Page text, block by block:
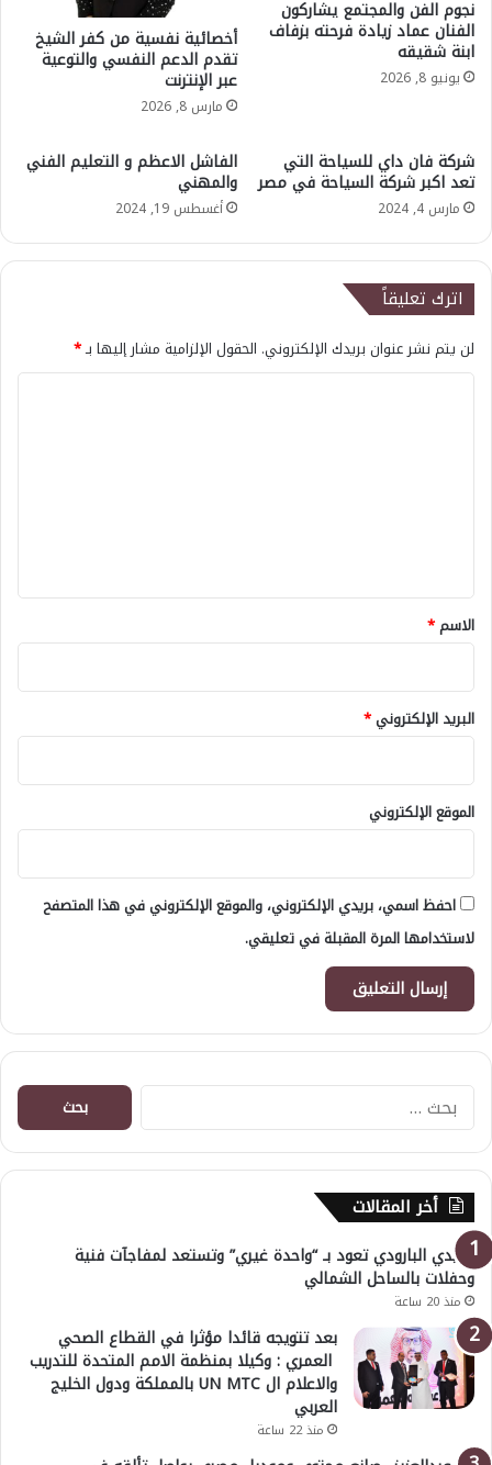
نجوم الفن والمجتمع يشاركون
الفنان عماد زيادة فرحته بزفاف
ابنة شقيقه
يونيو 8, 2026
أخصائية نفسية من كفر الشيخ
تقدم الدعم النفسي والتوعية
عبر الإنترنت
مارس 8, 2026
شركة فان داي للسياحة التي
تعد اكبر شركة السياحة في مصر
مارس 4, 2024
الفاشل الاعظم و التعليم الفني
والمهني
أغسطس 19, 2024
اترك تعليقاً
لن يتم نشر عنوان بريدك الإلكتروني. الحقول الإلزامية مشار إليها بـ*
*
الاسم*
البريد الإلكتروني*
الموقع الإلكتروني
احفظ اسمي، بريدي الإلكتروني، والموقع الإلكتروني في هذا المتصفح
لاستخدامها المرة المقبلة في تعليقي.
البحث
عن:
أخر المقالات
هايدي البارودي تعود بـ “واحدة غيري” وتستعد لمفاجآت فنية
وحفلات بالساحل الشمالي
منذ 20 ساعة
بعد تتويجه قائدا مؤثرا في القطاع الصحي
العمري : وكيلا بمنظمة الامم المتحدة للتدريب
والاعلام ال UN MTC بالمملكة ودول الخليج
العربي
منذ 22 ساعة